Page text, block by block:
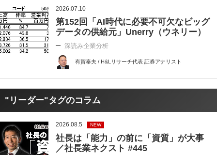
2026.07.10
第152回「AI時代に必要不可欠なビッグ
データの供給元」Unerry（ウネリー）
深読み企業分析
有賀泰夫 / H&Lリサーチ代表 証券アナリスト
"リーダー"タグのコラム
2026.08.5 NEW
社長は「能力」の前に「資質」が大事
／社長業ネクスト #445